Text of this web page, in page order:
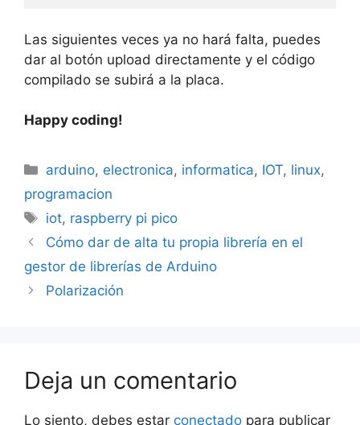
Las siguientes veces ya no hará falta, puedes
dar al botón upload directamente y el código
compilado se subirá a la placa.
Happy coding!
Categorías
arduino, electronica, informatica, IOT, linux,
programacion
Etiquetas
iot, raspberry pi pico
Cómo dar de alta tu propia librería en el
gestor de librerías de Arduino
Polarización
Deja un comentario
Lo siento, debes estar conectado para publicar